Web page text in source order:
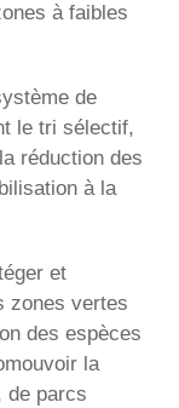
à faibles
de
le tri sélectif,
réduction des
à la
et
zones vertes
des espèces
la
de parcs